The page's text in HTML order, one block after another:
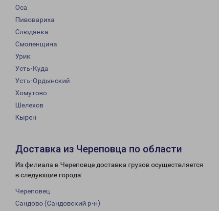
Оса
Пивовариха
Слюдянка
Смоленщина
Урик
Усть-Куда
Усть-Ордынский
Хомутово
Шелехов
Кырен
Доставка из Череповца по области
Из филиала в Череповце доставка грузов осуществляется
в следующие города:
Череповец
Сандово (Сандовский р-н)